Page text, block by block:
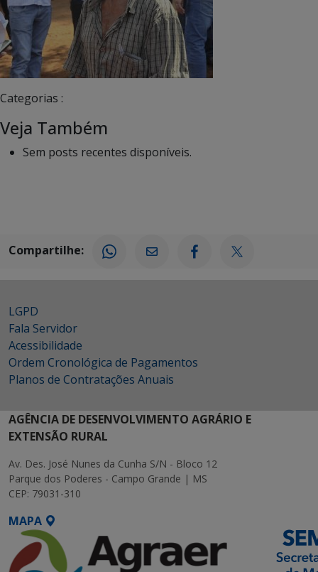
Categorias :
Veja Também
Sem posts recentes disponíveis.
Compartilhe:
LGPD
Fala Servidor
Acessibilidade
Ordem Cronológica de Pagamentos
Planos de Contratações Anuais
AGÊNCIA DE DESENVOLVIMENTO AGRÁRIO E
EXTENSÃO RURAL
Av. Des. José Nunes da Cunha S/N - Bloco 12
Parque dos Poderes - Campo Grande | MS
CEP: 79031-310
MAPA